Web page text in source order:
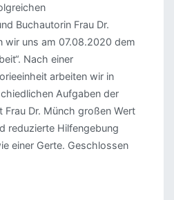
Buchautorin Frau Dr.
wir uns am 07.08.2020 dem
Nach einer
arbeiten wir in
Aufgaben der
Frau Dr. Münch großen Wert
reduzierte Hilfengebung
einer Gerte. Geschlossen